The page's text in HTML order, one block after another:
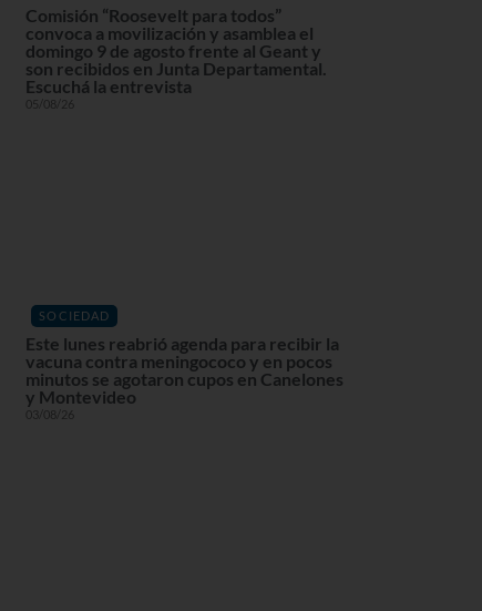
Comisión “Roosevelt para todos”
convoca a movilización y asamblea el
domingo 9 de agosto frente al Geant y
son recibidos en Junta Departamental.
Escuchá la entrevista
05/08/26
SOCIEDAD
Este lunes reabrió agenda para recibir la
vacuna contra meningococo y en pocos
minutos se agotaron cupos en Canelones
y Montevideo
03/08/26